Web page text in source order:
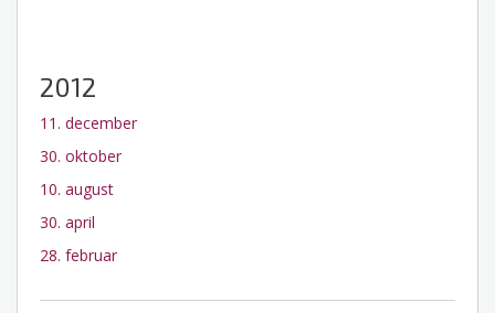
2012
11. december
30. oktober
10. august
30. april
28. februar